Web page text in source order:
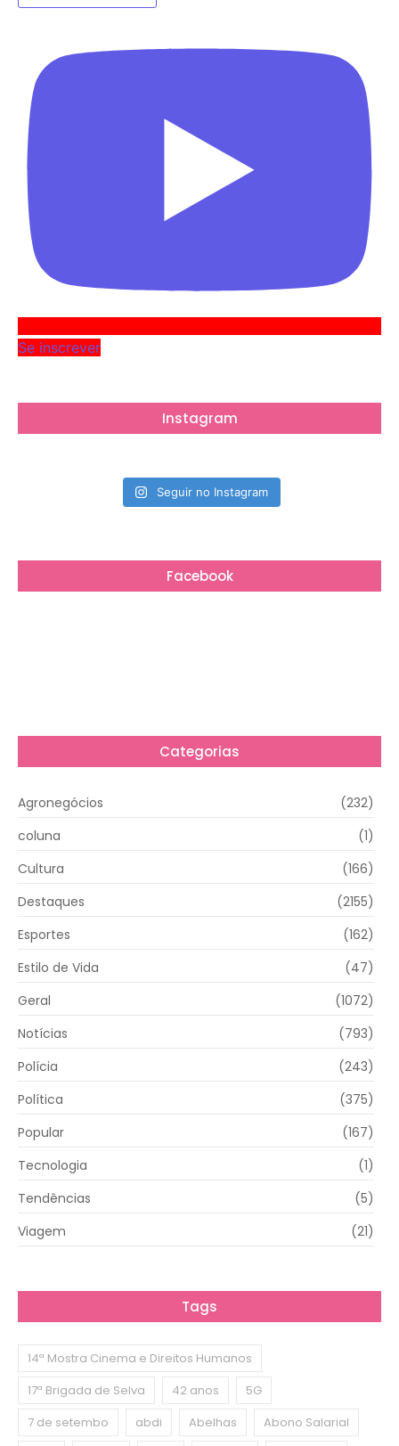
Se inscrever
Instagram
Seguir no Instagram
Facebook
Categorias
Agronegócios
(232)
coluna
(1)
Cultura
(166)
Destaques
(2155)
Esportes
(162)
Estilo de Vida
(47)
Geral
(1072)
Notícias
(793)
Polícia
(243)
Política
(375)
Popular
(167)
Tecnologia
(1)
Tendências
(5)
Viagem
(21)
Tags
14ª Mostra Cinema e Direitos Humanos
17ª Brigada de Selva
42 anos
5G
7 de setembo
abdi Abelhas
Abono Salarial